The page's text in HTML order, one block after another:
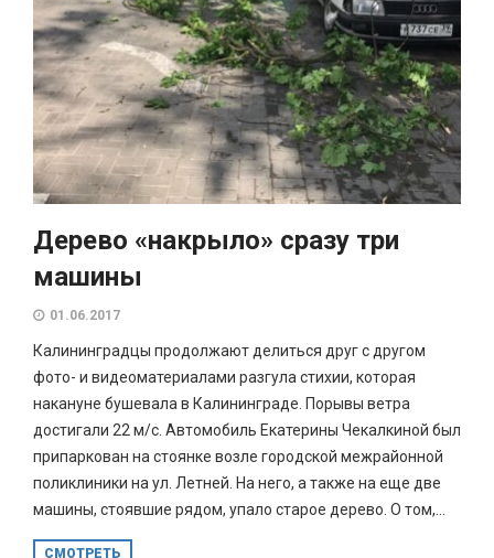
Дерево «накрыло» сразу три
машины
01.06.2017
Калининградцы продолжают делиться друг с другом
фото- и видеоматериалами разгула стихии, которая
накануне бушевала в Калининграде. Порывы ветра
достигали 22 м/с. Автомобиль Екатерины Чекалкиной был
припаркован на стоянке возле городской межрайонной
поликлиники на ул. Летней. На него, а также на еще две
машины, стоявшие рядом, упало старое дерево. О том,...
СМОТРЕТЬ